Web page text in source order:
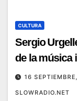
CULTURA
Sergio
de la música
16
SLOWRADIO.NET